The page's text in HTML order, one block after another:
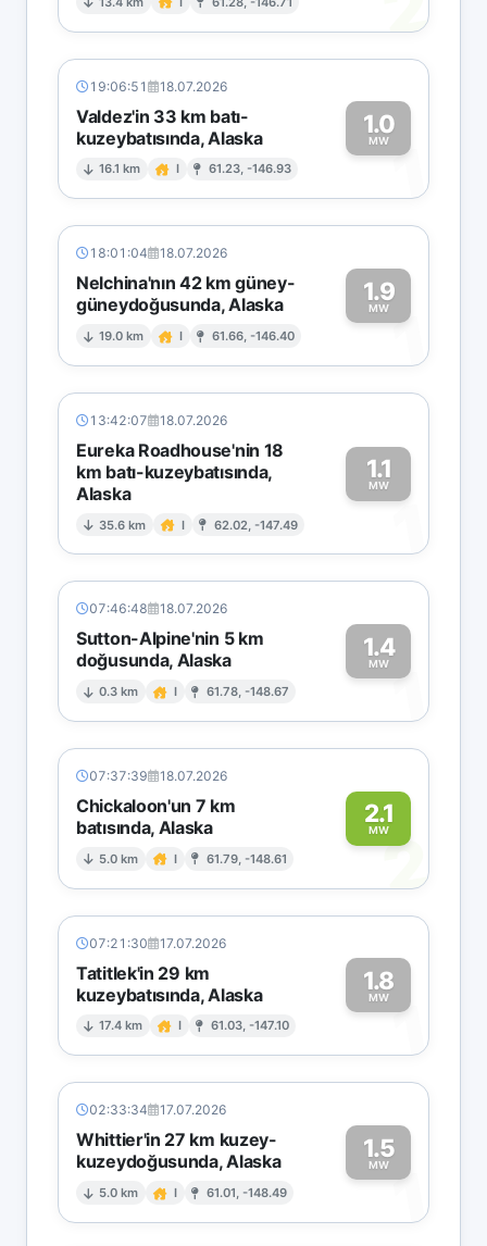
19:06:51 18.07.2026
Valdez'in 33 km batı-
kuzeybatısında, Alaska
16.1 km I 61.23, -146.93
1.0
MW1
18:01:04 18.07.2026
Nelchina'nın 42 km güney-
güneydoğusunda, Alaska
19.0 km I 61.66, -146.40
1.9
MW1
13:42:07 18.07.2026
Eureka Roadhouse'nin 18
km batı-kuzeybatısında,
Alaska
35.6 km I 62.02, -147.49
1.1
MW
1
07:46:48 18.07.2026
Sutton-Alpine'nin 5 km
doğusunda, Alaska
0.3 km I 61.78, -148.67
1.4
MW1
07:37:39 18.07.2026
Chickaloon'un 7 km
batısında, Alaska
5.0 km I 61.79, -148.61
2.1
MW2
07:21:30 17.07.2026
Tatitlek'in 29 km
kuzeybatısında, Alaska
17.4 km I 61.03, -147.10
1.8
MW1
02:33:34 17.07.2026
Whittier'in 27 km kuzey-
kuzeydoğusunda, Alaska
5.0 km I 61.01, -148.49
1.5
MW1